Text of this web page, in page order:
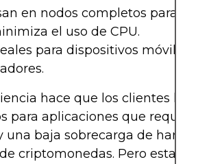
en nodos completos para
el uso de CPU.
para dispositivos
hace que los clientes
para aplicaciones que
una baja sobrecarga de
criptomonedas. Pero esta